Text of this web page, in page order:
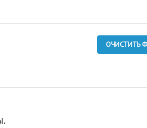
ОЧИСТИТЬ